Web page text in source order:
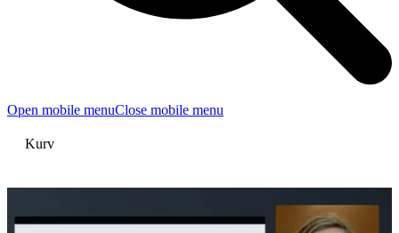
Open mobile menuClose mobile menu
Kurv